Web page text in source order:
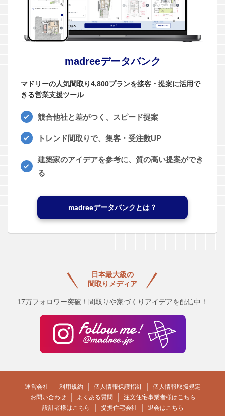
madreeデータバンク
マドリーの人気間取り4,800プランを接客・提案に活用で
きる営業支援ツール
競合他社と差がつく、スピード提案
トレンド間取りで、集客・受注数UP
建築家のアイデアを参考に、質の高い提案ができ
る
madreeデータバンクとは？
日本最大級の
間取りメディア
17万フォロワー突破！間取りや家づくりアイデアを配信中！
運営会社 利用規約 個人情報保護指針
個人情報取扱規定
お問い合わせ
よくある質問
注文住宅事業者様はこちら
設計者様はこちら
提携住宅会社 退会はこちら